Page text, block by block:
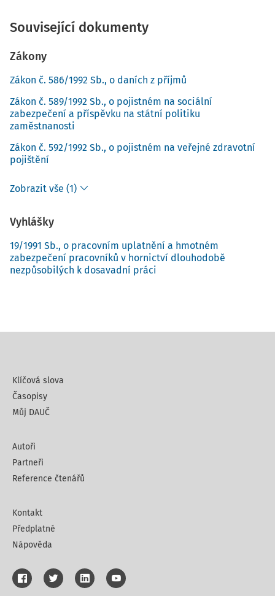
Související dokumenty
Zákony
Zákon č. 586/1992 Sb., o daních z příjmů
Zákon č. 589/1992 Sb., o pojistném na sociální
zabezpečení a příspěvku na státní politiku
zaměstnanosti
Zákon č. 592/1992 Sb., o pojistném na veřejné zdravotní
pojištění
Zobrazit vše (1)
Vyhlášky
19/1991 Sb., o pracovním uplatnění a hmotném
zabezpečení pracovníků v hornictví dlouhodobě
nezpůsobilých k dosavadní práci
Klíčová slova
Časopisy
Můj DAUČ
Autoři
Partneři
Reference čtenářů
Kontakt
Předplatné
Nápověda